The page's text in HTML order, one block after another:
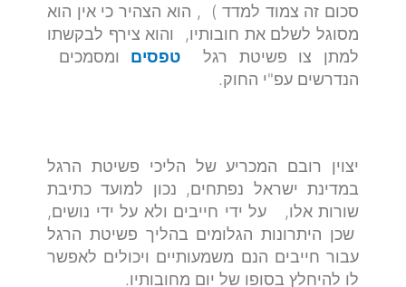
סכום זה צמוד למדד ) , הוא הצהיר כי אין הוא
מסוגל לשלם את חובותיו, והוא צירף לבקשתו
למתן צו פשיטת רגל טפסים ומסמכים
הנדרשים עפ"י החוק.
יצוין רובם המכריע של הליכי פשיטת הרגל
במדינת ישראל נפתחים, נכון למועד כתיבת
שורות אלו, על ידי חייבים ולא על ידי נושים,
שכן היתרונות הגלומים בהליך פשיטת הרגל
עבור חייבים הנם משמעותיים ויכולים לאפשר
לו להיחלץ בסופו של יום מחובותיו.